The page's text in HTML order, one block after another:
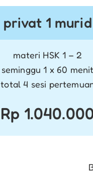
privat 1 murid
materi HSK 1 – 2
seminggu 1 x 60 menit
total 4 sesi
Rp